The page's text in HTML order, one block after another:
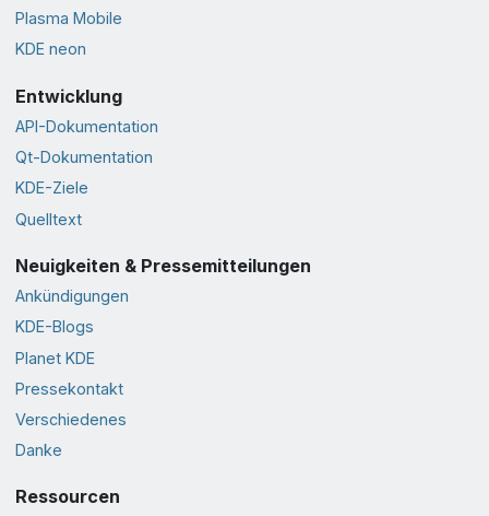
Plasma Mobile
KDE neon
Entwicklung
API-Dokumentation
Qt-Dokumentation
KDE-Ziele
Quelltext
Neuigkeiten & Pressemitteilungen
Ankündigungen
KDE-Blogs
Planet KDE
Pressekontakt
Verschiedenes
Danke
Ressourcen